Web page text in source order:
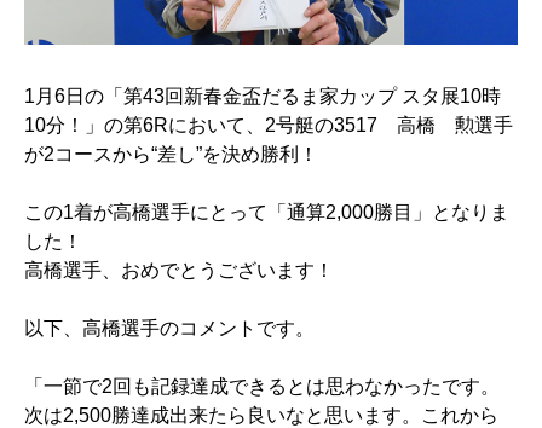
1月6日の「第43回新春金盃だるま家カップ スタ展10時
10分！」の第6Rにおいて、2号艇の3517 高橋 勲選手
が2コースから“差し”を決め勝利！
この1着が高橋選手にとって「通算2,000勝目」となりま
した！
高橋選手、おめでとうございます！
以下、高橋選手のコメントです。
「一節で2回も記録達成できるとは思わなかったです。
次は2,500勝達成出来たら良いなと思います。これから